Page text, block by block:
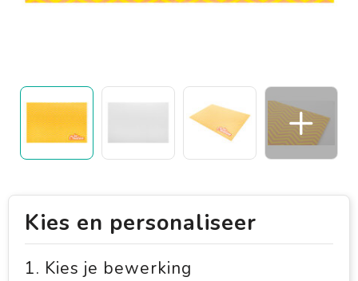
Kies en personaliseer
1. Kies je bewerking